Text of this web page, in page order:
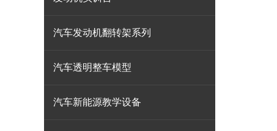
汽车发动机翻转架系列
汽车透明整车模型
汽车新能源教学设备